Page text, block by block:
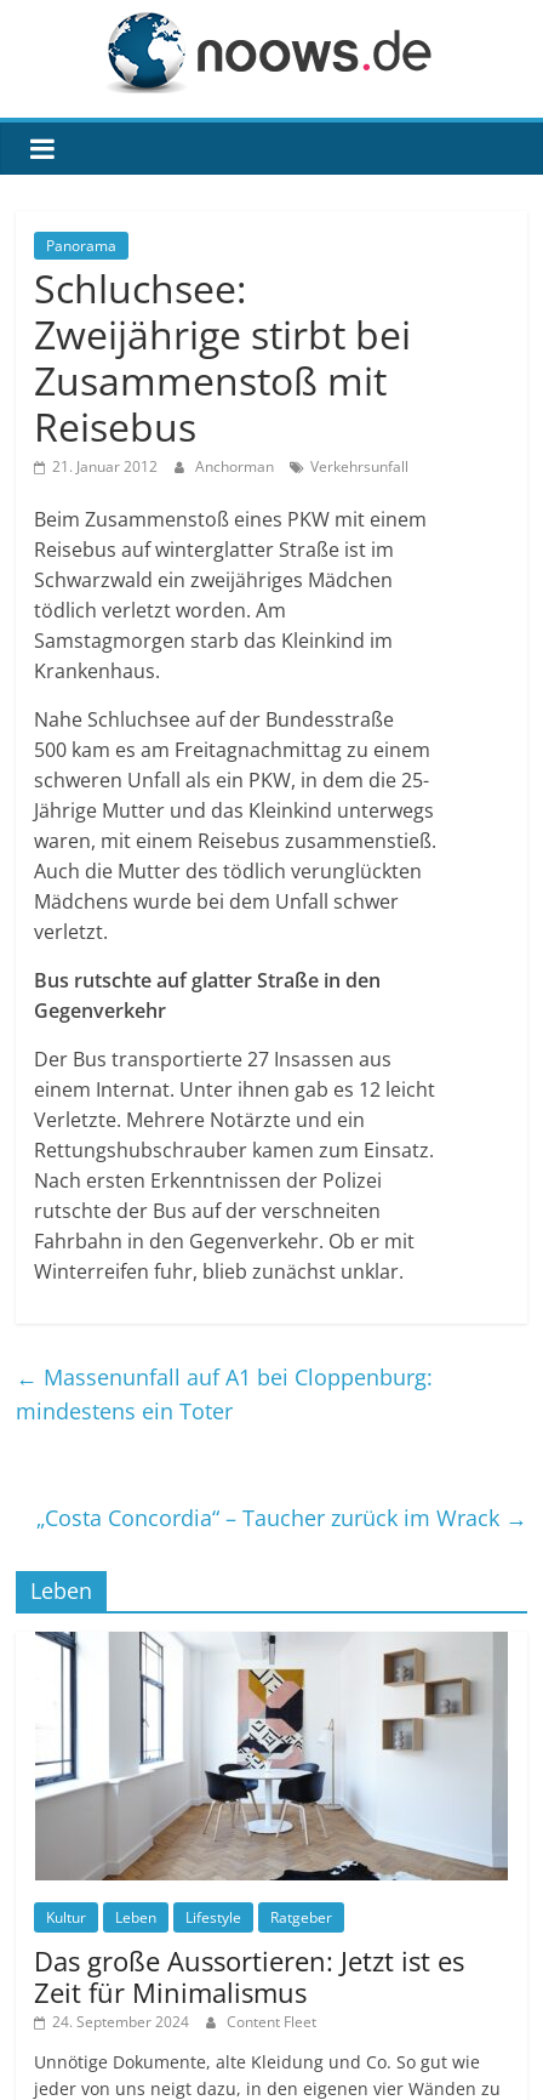
noows.de
Panorama
Schluchsee:
Zweijährige stirbt bei
Zusammenstoß mit
Reisebus
21. Januar 2012 Anchorman Verkehrsunfall
Beim Zusammenstoß eines PKW mit einem
Reisebus auf winterglatter Straße ist im
Schwarzwald ein zweijähriges Mädchen
tödlich verletzt worden. Am
Samstagmorgen starb das Kleinkind im
Krankenhaus.
Nahe Schluchsee auf der Bundesstraße
500 kam es am Freitagnachmittag zu einem
schweren Unfall als ein PKW, in dem die 25-
Jährige Mutter und das Kleinkind unterwegs
waren, mit einem Reisebus zusammenstieß.
Auch die Mutter des tödlich verunglückten
Mädchens wurde bei dem Unfall schwer
verletzt.
Bus rutschte auf glatter Straße in den
Gegenverkehr
Der Bus transportierte 27 Insassen aus
einem Internat. Unter ihnen gab es 12 leicht
Verletzte. Mehrere Notärzte und ein
Rettungshubschrauber kamen zum Einsatz.
Nach ersten Erkenntnissen der Polizei
rutschte der Bus auf der verschneiten
Fahrbahn in den Gegenverkehr. Ob er mit
Winterreifen fuhr, blieb zunächst unklar.
← Massenunfall auf A1 bei Cloppenburg:
mindestens ein Toter
„Costa Concordia“ – Taucher zurück im Wrack →
Leben
Kultur Leben Lifestyle Ratgeber
Das große Aussortieren: Jetzt ist es
Zeit für Minimalismus
24. September 2024 Content Fleet
Unnötige Dokumente, alte Kleidung und Co. So gut wie
jeder von uns neigt dazu, in den eigenen vier Wänden zu